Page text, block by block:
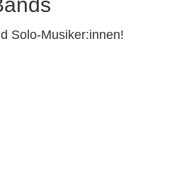
Solo-Musiker:innen!